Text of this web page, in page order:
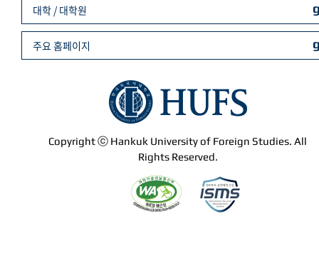
Copyright ⓒ Hankuk University of Foreign Studies. All
Rights Reserved.
대학 / 대학원
주요 홈페이지